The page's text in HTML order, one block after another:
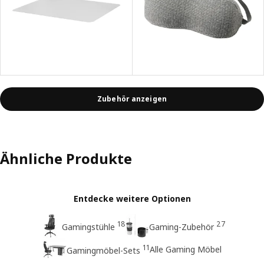
Zubehör anzeigen
Ähnliche Produkte
Entdecke weitere Optionen
Gamingstühle 18 Gaming-Zubehör 27
Gamingmöbel-Sets 11Alle Gaming Möbel